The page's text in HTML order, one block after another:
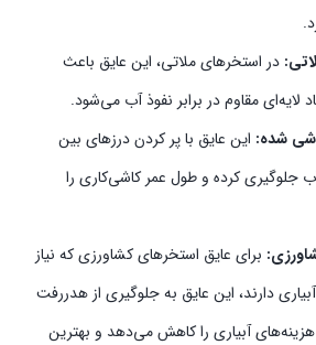
در استخرهای ملاتی، این عایق باعث
لایه‌ای مقاوم در برابر نفوذ آب می‌شود.
شده: این عایق با پر کردن درزهای بین
جلوگیری کرده و طول عمر کاشی‌کاری را
برای عایق استخرهای کشاورزی که نیاز
دارند، این عایق به جلوگیری از هدررفت
آبیاری را کاهش می‌دهد و بهترین